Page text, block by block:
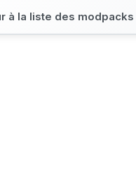
à la liste des modpacks